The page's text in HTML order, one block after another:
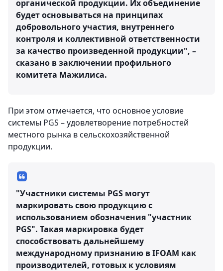
органической продукции. Их объединение
будет основываться на принципах
добровольного участия, внутреннего
контроля и коллективной ответственности
за качество произведенной продукции", –
сказано в заключении профильного
комитета Мажилиса.
При этом отмечается, что основное условие
системы PGS – удовлетворение потребностей
местного рынка в сельскохозяйственной
продукции.
"Участники системы PGS могут
маркировать свою продукцию с
использованием обозначения "участник
PGS". Такая маркировка будет
способствовать дальнейшему
международному признанию в IFOAM как
производителей, готовых к условиям